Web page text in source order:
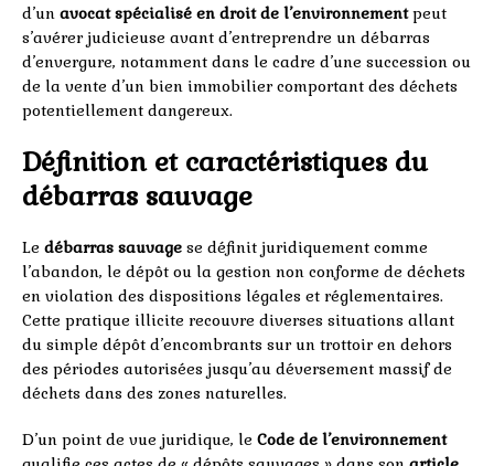
d’un avocat spécialisé en droit de l’environnementpeut
s’avérer judicieuse avant d’entreprendre un débarras
d’envergure, notamment dans le cadre d’une succession ou
de la vente d’un bien immobilier comportant des déchets
potentiellement dangereux.
Définition et caractéristiques du
débarras sauvage
Le débarras sauvage se définit juridiquement comme
l’abandon, le dépôt ou la gestion non conforme de déchets
en violation des dispositions légales et réglementaires.
Cette pratique illicite recouvre diverses situations allant
du simple dépôt d’encombrants sur un trottoir en dehors
des périodes autorisées jusqu’au déversement massif de
déchets dans des zones naturelles.
D’un point de vue juridique, le Code de l’environnement